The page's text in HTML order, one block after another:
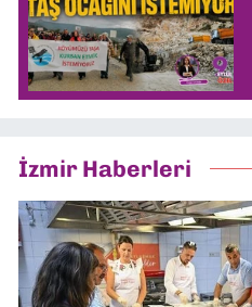
İzmir Haberleri